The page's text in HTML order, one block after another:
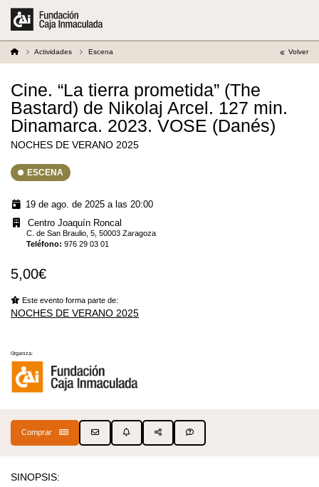
Actividades Escena Volver
Cine. “La tierra prometida” (The
Bastard) de Nikolaj Arcel. 127 min.
Dinamarca. 2023. VOSE (Danés)
NOCHES DE VERANO 2025
ESCENA
19 de ago. de 2025 a las 20:00
Centro Joaquín Roncal
C. de San Braulio, 5, 50003 Zaragoza
Teléfono:976 29 03 01
5,00€
Este evento forma parte de:
NOCHES DE VERANO 2025
Organiza:
Comprar
SINOPSIS: